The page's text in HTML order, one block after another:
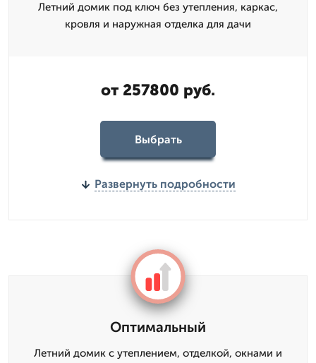
Летний домик под ключ без утепления, каркас,
кровля и наружная отделка для дачи
от 257800 руб.
Выбрать
Развернуть подробности
Оптимальный
Летний домик с утеплением, отделкой, окнами и